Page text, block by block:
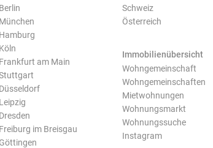
am Main
im Breisgau
Schweiz
Österreich
Immobilienübersicht
Wohngemeinschaft
Wohngemeinschaften
Mietwohnungen
Wohnungsmarkt
Wohnungssuche
Instagram